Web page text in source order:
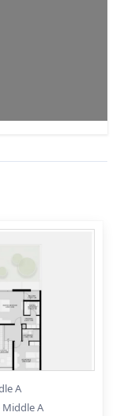
A
Middle A